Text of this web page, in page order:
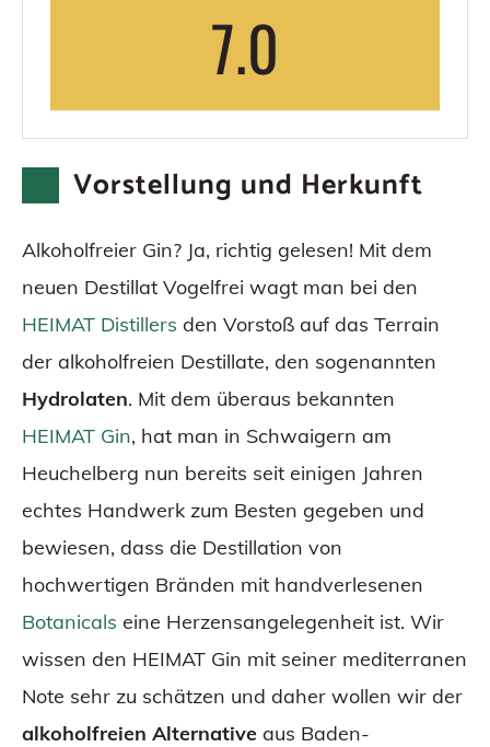
7.0
Vorstellung und Herkunft
Alkoholfreier Gin? Ja, richtig gelesen! Mit dem
neuen Destillat Vogelfrei wagt man bei den
HEIMAT Distillers den Vorstoß auf das Terrain
der alkoholfreien Destillate, den sogenannten
Hydrolaten. Mit dem überaus bekannten
HEIMAT Gin, hat man in Schwaigern am
Heuchelberg nun bereits seit einigen Jahren
echtes Handwerk zum Besten gegeben und
bewiesen, dass die Destillation von
hochwertigen Bränden mit handverlesenen
Botanicals eine Herzensangelegenheit ist. Wir
wissen den HEIMAT Gin mit seiner mediterranen
Note sehr zu schätzen und daher wollen wir der
alkoholfreien Alternative aus Baden-